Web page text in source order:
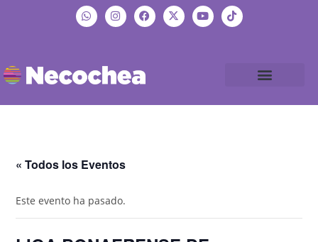
« Todos los Eventos
Este evento ha pasado.